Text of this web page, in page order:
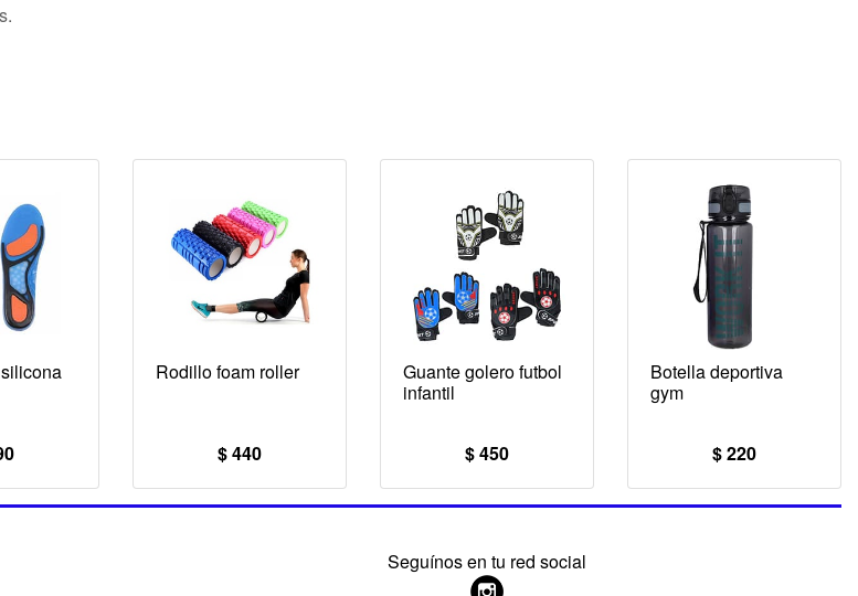
Rodillo foam roller
$ 440
Guante golero futbol
infantil
$ 450
Botella deportiva
gym
$ 220
Seguínos en tu red social